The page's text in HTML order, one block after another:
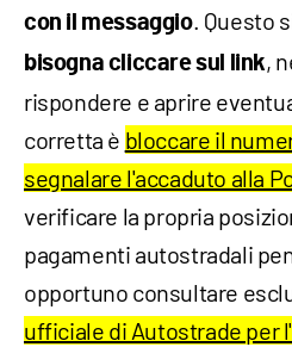
con il messaggio. Questo
bisogna cliccare sul link,
rispondere e aprire
corretta è bloccare il
segnalare l'accaduto alla
verificare la propria
pagamenti autostradali
opportuno consultare
ufficiale di Autostrade per